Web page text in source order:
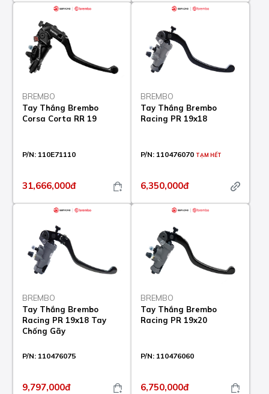
BREMBO
Tay Thắng Brembo
Corsa Corta RR 19
P/N: 110E71110
31,666,000đ
BREMBO
Tay Thắng Brembo
Racing PR 19x18
P/N: 110476070 TẠM HẾT
6,350,000đ
BREMBO
Tay Thắng Brembo
Racing PR 19x18 Tay
Chống Gãy
P/N: 110476075
9,797,000đ
BREMBO
Tay Thắng Brembo
Racing PR 19x20
P/N: 110476060
6,750,000đ